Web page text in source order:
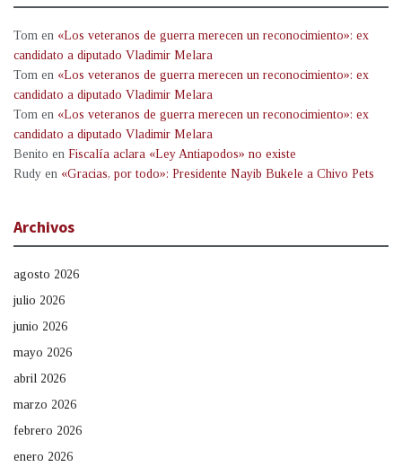
Tom en «Los veteranos de guerra merecen un reconocimiento»: ex
candidato a diputado Vladimir Melara
Tom en «Los veteranos de guerra merecen un reconocimiento»: ex
candidato a diputado Vladimir Melara
Tom en «Los veteranos de guerra merecen un reconocimiento»: ex
candidato a diputado Vladimir Melara
Benito en Fiscalía aclara «Ley Antiapodos» no existe
Rudy en «Gracias, por todo»: Presidente Nayib Bukele a Chivo Pets
Archivos
agosto 2026
julio 2026
junio 2026
mayo 2026
abril 2026
marzo 2026
febrero 2026
enero 2026